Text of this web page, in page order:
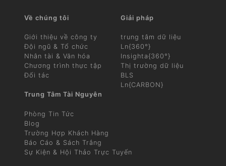
Về chúng tôi
Giới thiệu về công ty
Đội ngũ & Tổ chức
Nhân tài & Văn hóa
Chương trình thực tập
Đối tác
Giải pháp
trung tâm dữ liệu
Ln{360°}
Insighta{360°}
Thị trường dữ liệu
BLS
Ln{CARBON}
Trung Tâm Tài Nguyên
Phòng Tin Tức
Blog
Trường Hợp Khách Hàng
Báo Cáo & Sách Trắng
Sự Kiện & Hội Thảo Trực Tuyến